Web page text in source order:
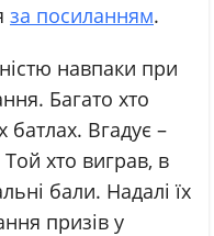
за посиланням.
навпаки при
Багато хто
батлах. Вгадує –
хто виграв, в
бали. Надалі їх
призів у